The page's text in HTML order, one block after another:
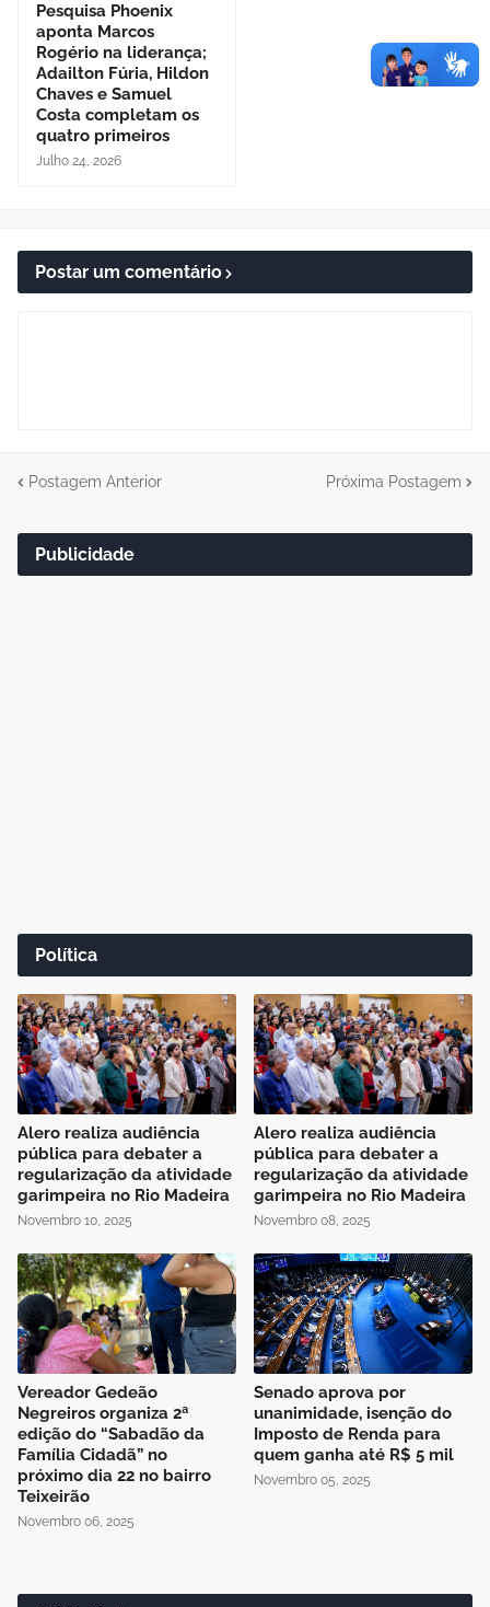
Pesquisa Phoenix
aponta Marcos
Rogério na liderança;
Adailton Fúria, Hildon
Chaves e Samuel
Costa completam os
quatro primeiros
Julho 24, 2026
Postar um comentário
Postagem Anterior Próxima Postagem
Publicidade
Política
Alero realiza audiência
pública para debater a
regularização da atividade
garimpeira no Rio Madeira
Novembro 10, 2025
Alero realiza audiência
pública para debater a
regularização da atividade
garimpeira no Rio Madeira
Novembro 08, 2025
Vereador Gedeão
Negreiros organiza 2ª
edição do “Sabadão da
Família Cidadã” no
próximo dia 22 no bairro
Teixeirão
Novembro 06, 2025
Senado aprova por
unanimidade, isenção do
Imposto de Renda para
quem ganha até R$ 5 mil
Novembro 05, 2025